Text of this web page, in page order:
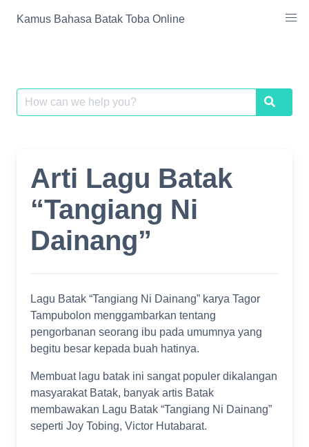
Kamus Bahasa Batak Toba Online
Search
for:
Search
Arti Lagu Batak
“Tangiang Ni
Dainang”
Lagu Batak “Tangiang Ni Dainang” karya Tagor
Tampubolon menggambarkan tentang
pengorbanan seorang ibu pada umumnya yang
begitu besar kepada buah hatinya.
Membuat lagu batak ini sangat populer dikalangan
masyarakat Batak, banyak artis Batak
membawakan Lagu Batak “Tangiang Ni Dainang”
seperti Joy Tobing, Victor Hutabarat.